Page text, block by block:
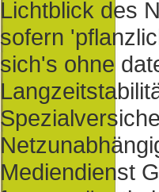
Lichtblick des
sofern
sich's ohne
Mediendienst